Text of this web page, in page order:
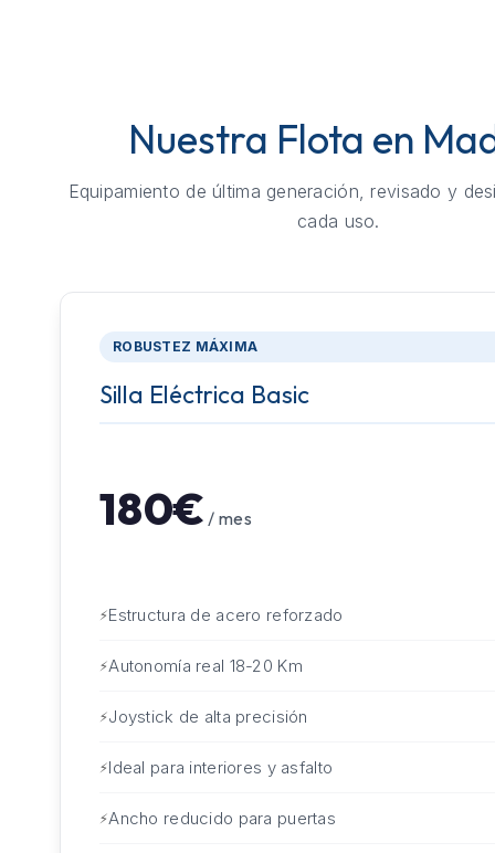
Nuestra Flota en
Equipamiento de última generación, revisado y
cada uso.
ROBUSTEZ MÁXIMA
Silla Eléctrica Basic
180€ / mes
Estructura de acero reforzado
Autonomía real 18-20 Km
Joystick de alta precisión
Ideal para interiores y asfalto
Ancho reducido para puertas